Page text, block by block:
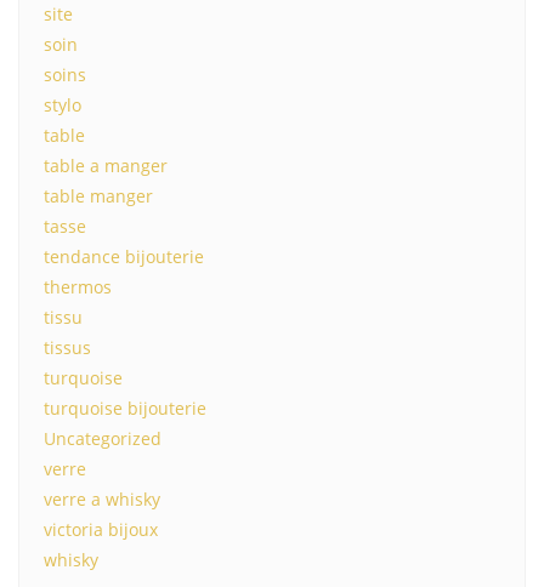
site
soin
soins
stylo
table
table a manger
table manger
tasse
tendance bijouterie
thermos
tissu
tissus
turquoise
turquoise bijouterie
Uncategorized
verre
verre a whisky
victoria bijoux
whisky